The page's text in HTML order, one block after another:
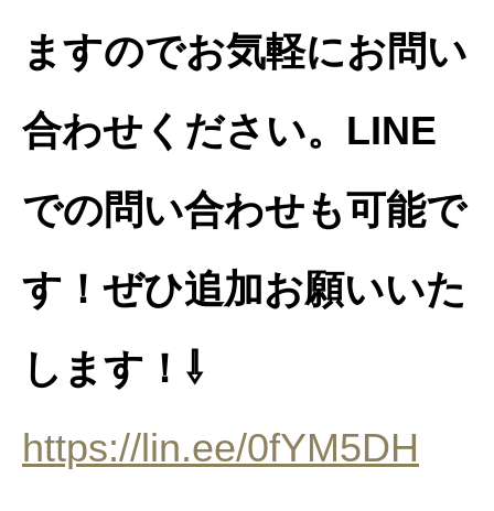
ますのでお気軽にお問い
合わせください。LINE
での問い合わせも可能で
す！ぜひ追加お願いいた
します！⇩
https://lin.ee/0fYM5DH